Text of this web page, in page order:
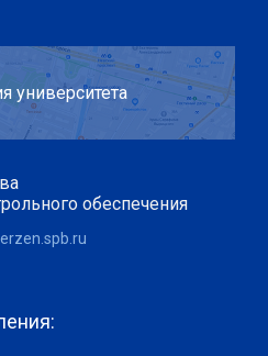
университета
обеспечения